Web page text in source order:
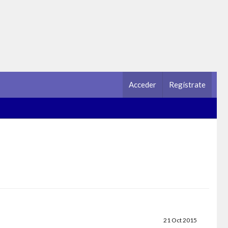
Acceder Regístrate
21 Oct 2015